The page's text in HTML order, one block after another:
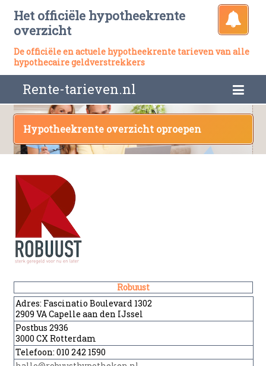
Het officiële hypotheekrente
overzicht
De officiële en actuele hypotheekrente tarieven van alle
hypothecaire geldverstrekkers
Rente-tarieven.nl
Hypotheekrente overzicht oproepen
Robuust
Adres: Fascinatio Boulevard 1302
2909 VA Capelle aan den IJssel
Postbus 2936
3000 CX Rotterdam
Telefoon: 010 242 1590